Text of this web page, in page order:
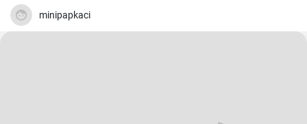
minipapkaci